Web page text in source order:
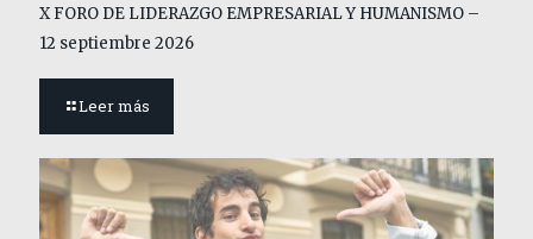
X FORO DE LIDERAZGO EMPRESARIAL Y HUMANISMO –
12 septiembre 2026
Leer más